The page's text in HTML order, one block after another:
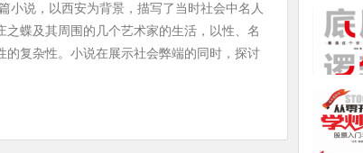
小说，以西安为背景，描写了当时社会中名人
蝶及其周围的几个艺术家的生活，以性、名
复杂性。小说在展示社会弊端的同时，探讨